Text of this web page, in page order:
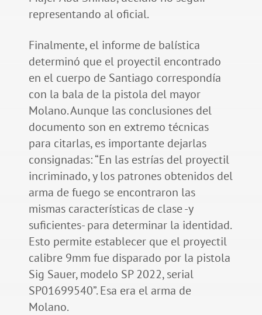
representando al oficial.
Finalmente, el informe de balística
determinó que el proyectil encontrado
en el cuerpo de Santiago correspondía
con la bala de la pistola del mayor
Molano. Aunque las conclusiones del
documento son en extremo técnicas
para citarlas, es importante dejarlas
consignadas: “En las estrías del proyectil
incriminado, y los patrones obtenidos del
arma de fuego se encontraron las
mismas características de clase -y
suficientes- para determinar la identidad.
Esto permite establecer que el proyectil
calibre 9mm fue disparado por la pistola
Sig Sauer, modelo SP 2022, serial
SP01699540”. Esa era el arma de
Molano.